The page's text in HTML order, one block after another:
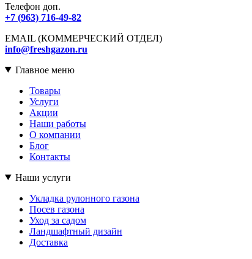
Телефон доп.
+7 (963) 716-49-82
EMAIL (КОММЕРЧЕСКИЙ ОТДЕЛ)
info@freshgazon.ru
Главное меню
Товары
Услуги
Акции
Наши работы
О компании
Блог
Контакты
Наши услуги
Укладка рулонного газона
Посев газона
Уход за садом
Ландшафтный дизайн
Доставка